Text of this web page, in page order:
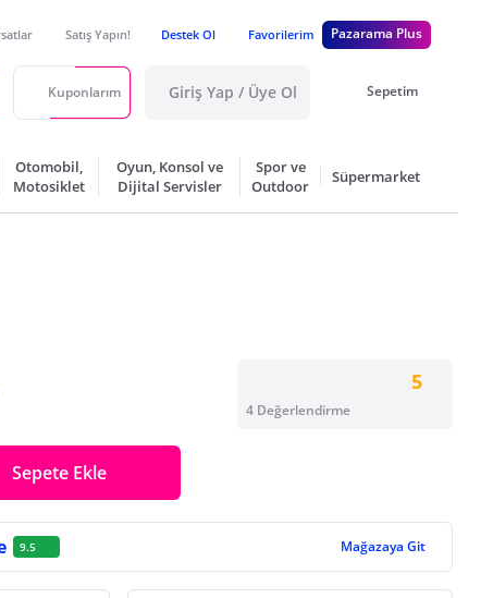
Satış Yapın! Destek Ol Favorilerim Pazarama Plus
Kuponlarım Giriş Yap / Üye Ol Sepetim
Otomobil,
Motosiklet
Oyun, Konsol ve
Dijital Servisler
Spor ve
Outdoor
Süpermarket
5
4 Değerlendirme
Sepete Ekle
9.5 Mağazaya Git